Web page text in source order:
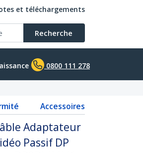
et téléchargements
Recherche
0800 111 278
Accessoires
Adaptateur
Passif DP